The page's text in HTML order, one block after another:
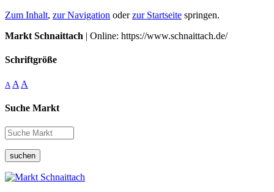
Zum Inhalt, zur Navigation oderzur Startseite springen.
Markt Schnaittach | Online: https://www.schnaittach.de/
Schriftgröße
A A A
Suche Markt
suchen